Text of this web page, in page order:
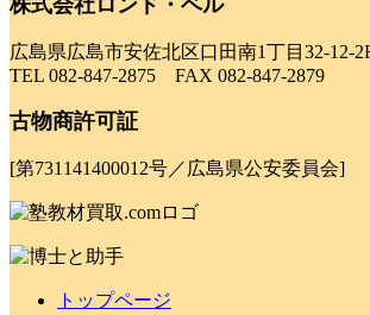
株式会社ロンド・ベル
広島県広島市安佐北区口田南1丁目32-12-
TEL 082-847-2875 FAX 082-847-2879
古物商許可証
[第731141400012号／広島県公安委員会]
トップページ